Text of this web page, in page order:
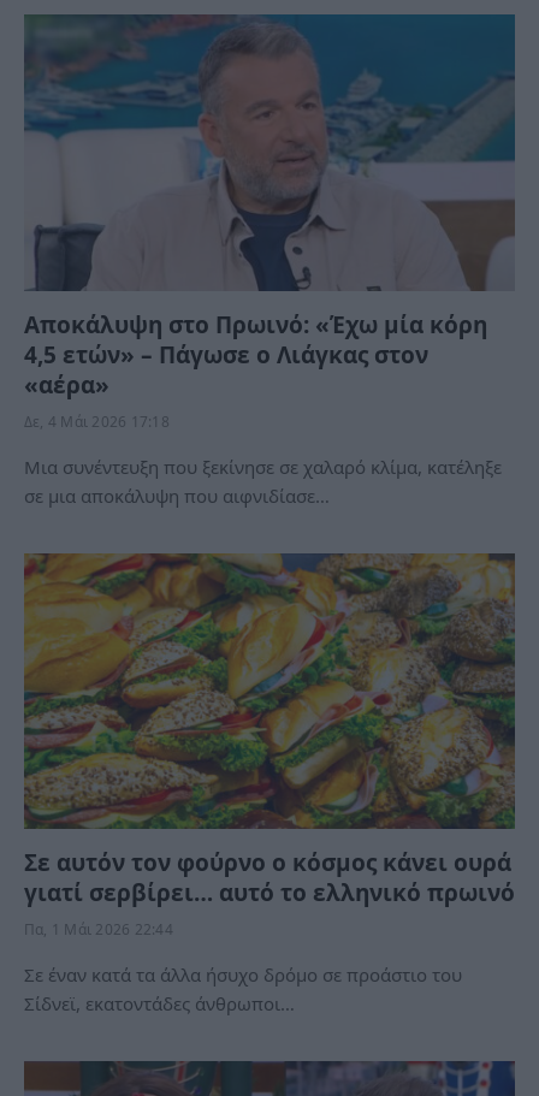
Αποκάλυψη στο Πρωινό: «Έχω μία κόρη
4,5 ετών» – Πάγωσε ο Λιάγκας στον
«αέρα»
Δε, 4 Μάι 2026 17:18
Μια συνέντευξη που ξεκίνησε σε χαλαρό κλίμα, κατέληξε
σε μια αποκάλυψη που αιφνιδίασε…
Σε αυτόν τον φούρνο ο κόσμος κάνει ουρά
γιατί σερβίρει… αυτό το ελληνικό πρωινό
Πα, 1 Μάι 2026 22:44
Σε έναν κατά τα άλλα ήσυχο δρόμο σε προάστιο του
Σίδνεϊ, εκατοντάδες άνθρωποι…